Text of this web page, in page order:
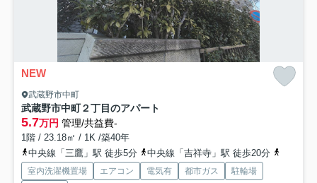
NEW
武蔵野市中町
武蔵野市中町２丁目のアパート
5.7万円 管理/共益費-
1階 / 23.18㎡ / 1K /築40年
中央線「三鷹」駅 徒歩5分
中央線「吉祥寺」駅 徒歩20分
室内洗濯機置場 エアコン 電気有 都市ガス
駐輪場